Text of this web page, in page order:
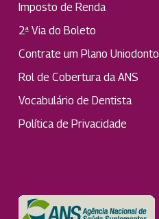
Imposto de Renda
2ª Via do Boleto
Contrate um Plano Uniodonto
Rol de Cobertura da ANS
Vocabulário de Dentista
Política de Privacidade